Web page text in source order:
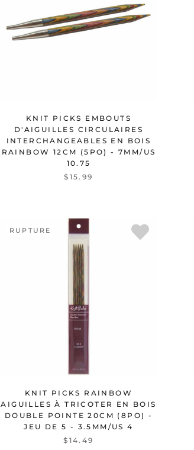
KNIT PICKS EMBOUTS
D'AIGUILLES CIRCULAIRES
INTERCHANGEABLES EN BOIS
RAINBOW 12CM (5PO) - 7MM/US
10.75
$15.99
RUPTURE
KNIT PICKS RAINBOW
AIGUILLES À TRICOTER EN BOIS
DOUBLE POINTE 20CM (8PO) -
JEU DE 5 - 3.5MM/US 4
$14.49